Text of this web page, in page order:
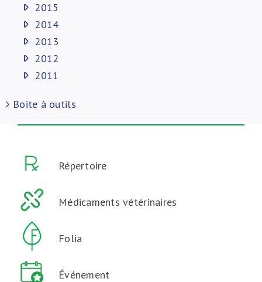
2015
2014
2013
2012
2011
Boite à outils
Répertoire
Médicaments vétérinaires
Folia
Événement